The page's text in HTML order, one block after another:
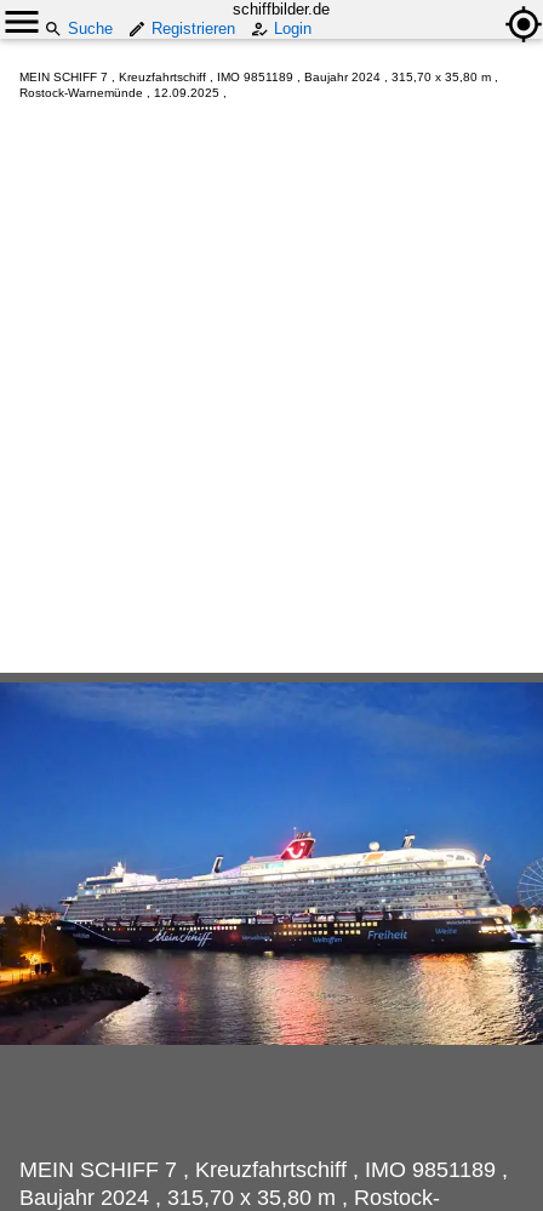
schiffbilder.de
Suche
Registrieren Login
MEIN SCHIFF 7 , Kreuzfahrtschiff , IMO 9851189 , Baujahr 2024 , 315,70 x 35,80 m ,
Rostock-Warnemünde , 12.09.2025 ,
MEIN SCHIFF 7 , Kreuzfahrtschiff , IMO 9851189 ,
Baujahr 2024 , 315,70 x 35,80 m , Rostock-